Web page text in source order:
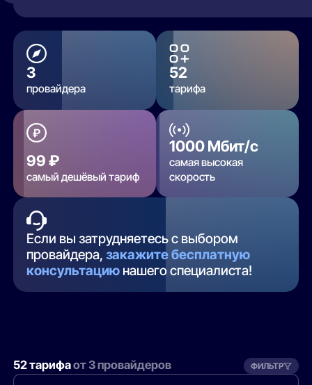
3
провайдера
52
тарифа
99 ₽
самый дешёвый тариф
1000 Мбит/с
самая высокая
скорость
Если вы затрудняетесь с выбором
провайдера,закажите бесплатную
консультацию нашего специалиста!
52 тарифаот 3 провайдеров ФИЛЬТР